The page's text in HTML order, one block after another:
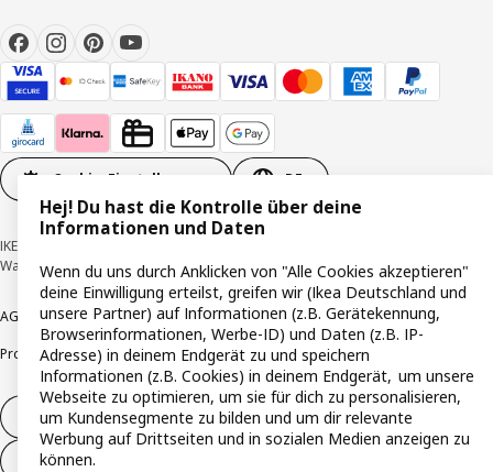
Cookie-Einstellungen DE
IKEA Deutschland GmbH & Co. KG - Am Wandersmann 2-4, 65719 Hofheim-
Wallau © Inter IKEA Systems B.V. 1999-2026
AGB BarrierefreiheitCookie-RichtlinieDatenschutzerklärungImpressum
Produktrückrufe Responsible DisclosureVertrauensstelle
Vertrag widerrufen
Vertrag widerrufen (Services & Leistungen)
Hej! Du hast die Kontrolle über deine
Informationen und Daten
Wenn du uns durch Anklicken von "Alle Cookies akzeptieren"
deine Einwilligung erteilst, greifen wir (Ikea Deutschland und
unsere Partner) auf Informationen (z.B. Gerätekennung,
Browserinformationen, Werbe-ID) und Daten (z.B. IP-
Adresse) in deinem Endgerät zu und speichern
Informationen (z.B. Cookies) in deinem Endgerät, um unsere
Webseite zu optimieren, um sie für dich zu personalisieren,
um Kundensegmente zu bilden und um dir relevante
Werbung auf Drittseiten und in sozialen Medien anzeigen zu
können.